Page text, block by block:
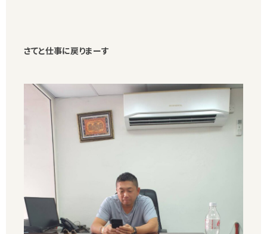
さてと仕事に戻りまーす